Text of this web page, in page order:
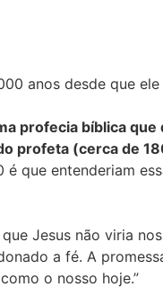
anos desde que
profecia bíblica que
profeta (cerca de
é que entenderiam
Jesus não viria
a fé. A
o nosso hoje.”